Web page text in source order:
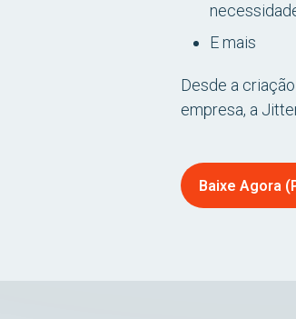
E mais
Desde a
empresa, a
Baixe Agora